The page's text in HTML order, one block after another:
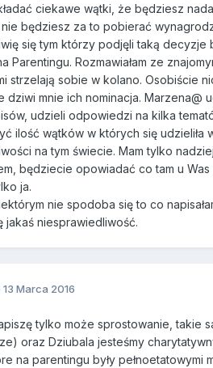
ciekawe wątki, że będziesz
będziesz za to pobierać
się tym którzy podjęli taką
Parentingu. Rozmawiałam ze
strzelają sobie w kolano. Osobiście
dziwi mnie ich nominacja.
udzieli odpowiedzi na kilka
ilość wątków w których się udzieliła
na tym świecie. Mam tylko
będziecie opowiadać co tam u
ja.
nie spodoba się to co
jakaś niesprawiedliwość.
13 Marca 2016
tylko może sprostowanie, takie
oraz Dziubala jesteśmy
na parentingu były pełnoetatowymi